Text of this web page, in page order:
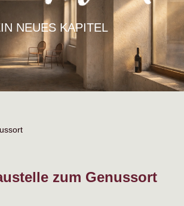
NEUES KAPITEL
zum Genussort